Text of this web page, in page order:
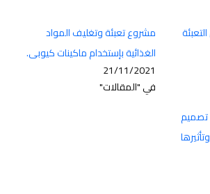
مشروع تعبئة وتغليف المواد
الغذائية بإستخدام ماكينات كيوبى.
21/11/2021
في "المقالات"
تصميم